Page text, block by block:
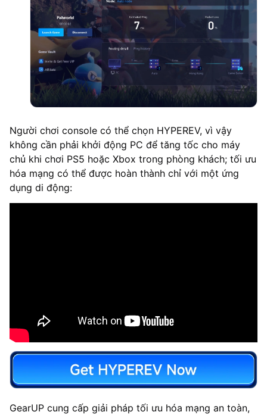
Người chơi console có thể chọn HYPEREV, vì vậy
không cần phải khởi động PC để tăng tốc cho máy
chủ khi chơi PS5 hoặc Xbox trong phòng khách; tối ưu
hóa mạng có thể được hoàn thành chỉ với một ứng
dụng di động:
GearUP cung cấp giải pháp tối ưu hóa mạng an toàn,